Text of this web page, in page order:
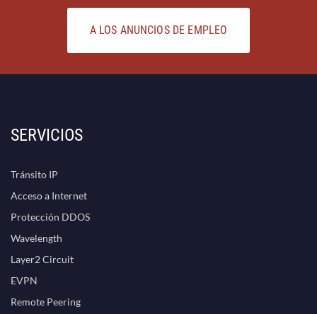
A LOS ANUNCIOS DE EMPLEO
SERVICIOS
Tránsito IP
Acceso a Internet
Protección DDOS
Wavelength
Layer2 Circuit
EVPN
Remote Peering